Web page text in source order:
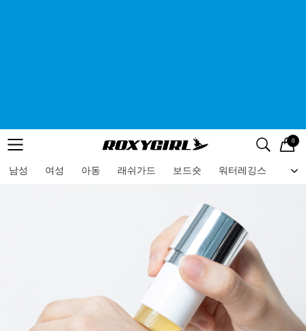
메뉴 검색
로고 0
남성 여성 아동 래쉬가드 보드숏 워터레깅스 비
메뉴